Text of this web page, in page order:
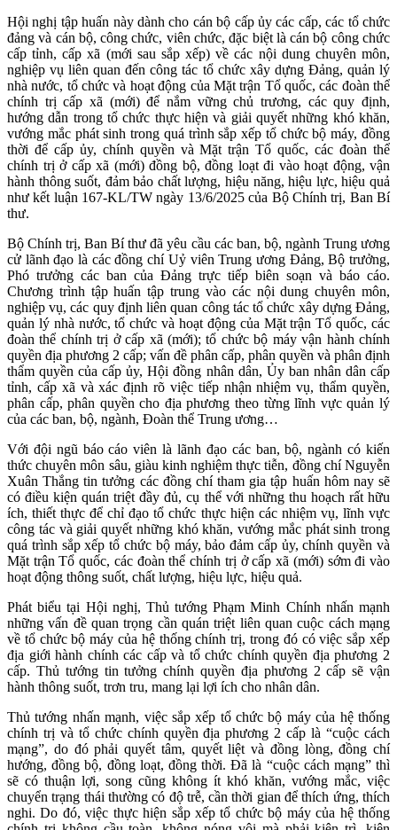
Hội nghị tập huấn này dành cho cán bộ cấp ủy các cấp, các tổ chức
đảng và cán bộ, công chức, viên chức, đặc biệt là cán bộ công chức
cấp tỉnh, cấp xã (mới sau sắp xếp) về các nội dung chuyên môn,
nghiệp vụ liên quan đến công tác tổ chức xây dựng Đảng, quản lý
nhà nước, tổ chức và hoạt động của Mặt trận Tổ quốc, các đoàn thể
chính trị cấp xã (mới) để nắm vững chủ trương, các quy định,
hướng dẫn trong tổ chức thực hiện và giải quyết những khó khăn,
vướng mắc phát sinh trong quá trình sắp xếp tổ chức bộ máy, đồng
thời để cấp ủy, chính quyền và Mặt trận Tổ quốc, các đoàn thể
chính trị ở cấp xã (mới) đồng bộ, đồng loạt đi vào hoạt động, vận
hành thông suốt, đảm bảo chất lượng, hiệu năng, hiệu lực, hiệu quả
như kết luận 167-KL/TW ngày 13/6/2025 của Bộ Chính trị, Ban Bí
thư.
Bộ Chính trị, Ban Bí thư đã yêu cầu các ban, bộ, ngành Trung ương
cử lãnh đạo là các đồng chí Uỷ viên Trung ương Đảng, Bộ trưởng,
Phó trưởng các ban của Đảng trực tiếp biên soạn và báo cáo.
Chương trình tập huấn tập trung vào các nội dung chuyên môn,
nghiệp vụ, các quy định liên quan công tác tổ chức xây dựng Đảng,
quản lý nhà nước, tổ chức và hoạt động của Mặt trận Tổ quốc, các
đoàn thể chính trị ở cấp xã (mới); tổ chức bộ máy vận hành chính
quyền địa phương 2 cấp; vấn đề phân cấp, phân quyền và phân định
thẩm quyền của cấp ủy, Hội đồng nhân dân, Ủy ban nhân dân cấp
tỉnh, cấp xã và xác định rõ việc tiếp nhận nhiệm vụ, thẩm quyền,
phân cấp, phân quyền cho địa phương theo từng lĩnh vực quản lý
của các ban, bộ, ngành, Đoàn thể Trung ương…
Với đội ngũ báo cáo viên là lãnh đạo các ban, bộ, ngành có kiến
thức chuyên môn sâu, giàu kinh nghiệm thực tiễn, đồng chí Nguyễn
Xuân Thắng tin tưởng các đồng chí tham gia tập huấn hôm nay sẽ
có điều kiện quán triệt đầy đủ, cụ thể với những thu hoạch rất hữu
ích, thiết thực để chỉ đạo tổ chức thực hiện các nhiệm vụ, lĩnh vực
công tác và giải quyết những khó khăn, vướng mắc phát sinh trong
quá trình sắp xếp tổ chức bộ máy, bảo đảm cấp ủy, chính quyền và
Mặt trận Tổ quốc, các đoàn thể chính trị ở cấp xã (mới) sớm đi vào
hoạt động thông suốt, chất lượng, hiệu lực, hiệu quả.
Phát biểu tại Hội nghị, Thủ tướng Phạm Minh Chính nhấn mạnh
những vấn đề quan trọng cần quán triệt liên quan cuộc cách mạng
về tổ chức bộ máy của hệ thống chính trị, trong đó có việc sắp xếp
địa giới hành chính các cấp và tổ chức chính quyền địa phương 2
cấp. Thủ tướng tin tưởng chính quyền địa phương 2 cấp sẽ vận
hành thông suốt, trơn tru, mang lại lợi ích cho nhân dân.
Thủ tướng nhấn mạnh, việc sắp xếp tổ chức bộ máy của hệ thống
chính trị và tổ chức chính quyền địa phương 2 cấp là “cuộc cách
mạng”, do đó phải quyết tâm, quyết liệt và đồng lòng, đồng chí
hướng, đồng bộ, đồng loạt, đồng thời. Đã là “cuộc cách mạng” thì
sẽ có thuận lợi, song cũng không ít khó khăn, vướng mắc, việc
chuyển trạng thái thường có độ trễ, cần thời gian để thích ứng, thích
nghi. Do đó, việc thực hiện sắp xếp tổ chức bộ máy của hệ thống